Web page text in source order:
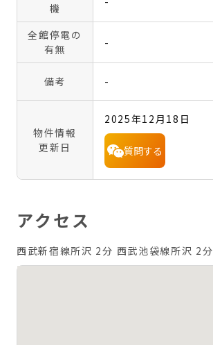
機
全館停電の
有無
-
備考 -
物件情報
更新日
2025年12月18日
質問する
アクセス
西武新宿線所沢 2分 西武池袋線所沢 2分